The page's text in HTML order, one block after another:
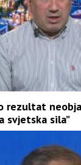
rezultat
svjetska sila”